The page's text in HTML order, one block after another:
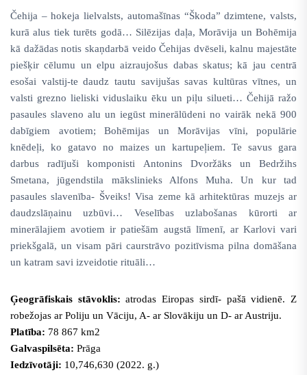
Čehija – hokeja lielvalsts, automašīnas “Škoda” dzimtene, valsts,
kurā alus tiek turēts godā… Silēzijas daļa, Morāvija un Bohēmija
kā dažādas notis skaņdarbā veido Čehijas dvēseli, kalnu majestāte
piešķir cēlumu un elpu aizraujošus dabas skatus; kā jau centrā
esošai valstij-te daudz tautu savijušas savas kultūras vītnes, un
valsti grezno lieliski viduslaiku ēku un piļu silueti… Čehijā ražo
pasaules slaveno alu un iegūst minerālūdeni no vairāk nekā 900
dabīgiem avotiem; Bohēmijas un Morāvijas vīni, populārie
knēdeļi, ko gatavo no maizes un kartupeļiem. Te savus gara
darbus radījuši komponisti Antonins Dvoržāks un Bedržihs
Smetana, jūgendstila mākslinieks Alfons Muha. Un kur tad
pasaules slavenība- Šveiks! Visa zeme kā arhitektūras muzejs ar
daudzslāņainu uzbūvi… Veselības uzlabošanas kūrorti ar
minerālajiem avotiem ir patiešām augstā līmenī, ar Karlovi vari
priekšgalā, un visam pāri caurstrāvo pozitīvisma pilna domāšana
un katram savi izveidotie rituāli…
Ģeogrāfiskais stāvoklis: atrodas Eiropas sirdī- pašā vidienē. Z
robežojas ar Poliju un Vāciju, A- ar Slovākiju un D- ar Austriju.
Platība: 78 867 km2
Galvaspilsēta: Prāga
Iedzīvotāji: 10,746,630 (2022. g.)